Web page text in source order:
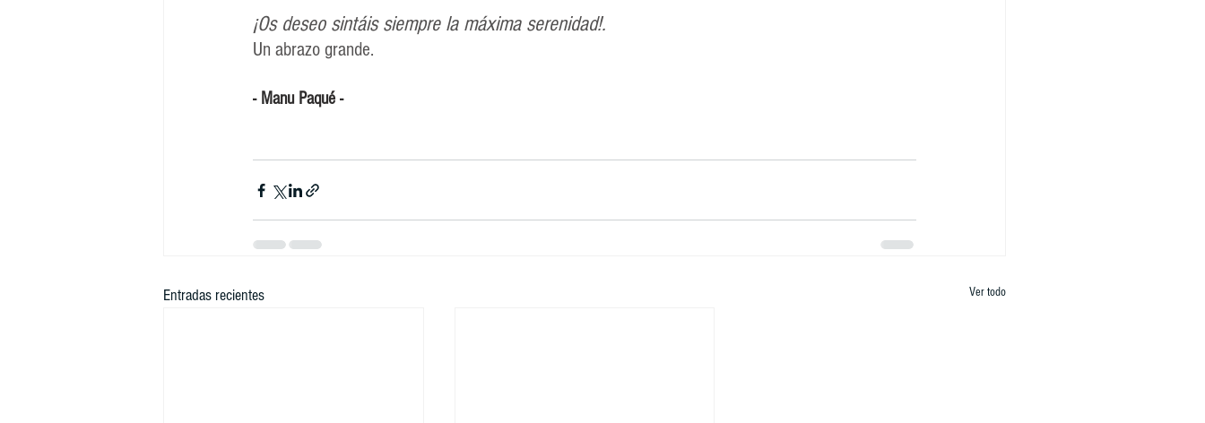
¡Os deseo sintáis siempre la máxima serenidad!.
Un abrazo grande.
- Manu Paqué -
Entradas recientes Ver todo